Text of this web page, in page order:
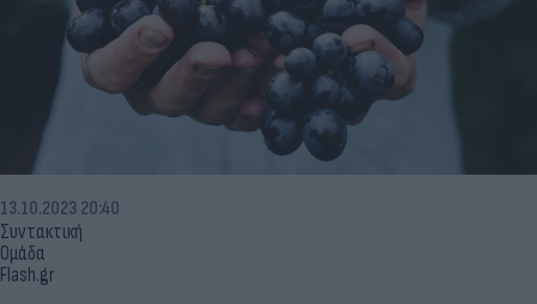
Συντακτική
Ομάδα
Flash.gr
13.10.2023 20:40